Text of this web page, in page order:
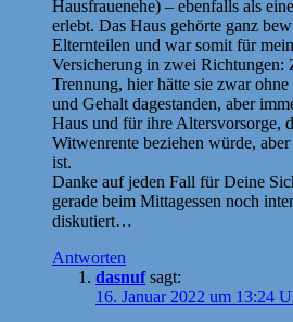
Hausfrauenehe) – ebenfalls als
erlebt. Das Haus gehörte ganz
Elternteilen und war somit für
Versicherung in zwei Richtungen:
Trennung, hier hätte sie zwar
und Gehalt dagestanden, aber
Haus und für ihre Altersvorsorge,
Witwenrente beziehen würde,
ist.
Danke auf jeden Fall für Deine
gerade beim Mittagessen noch
diskutiert…
Antworten
dasnuf sagt:
16. Januar 2022 um 13:24